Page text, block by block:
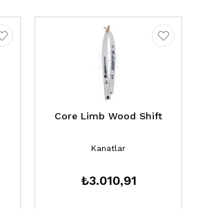
Core Limb Wood Shift
Kanatlar
₺3.010,91